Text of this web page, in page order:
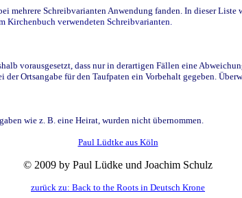
Schreibvarianten Anwendung fanden. In dieser
Kirchenbuch verwendeten Schreibvarianten.
vorausgesetzt, dass nur in derartigen Fällen eine
Ortsangabe für den Taufpaten ein Vorbehalt gegeben.
wie z. B. eine Heirat, wurden nicht übernommen.
Paul Lüdtke aus Köln
© 2009 by Paul Lüdke und Joachim Schulz
zurück zu: Back to the Roots in Deutsch Krone